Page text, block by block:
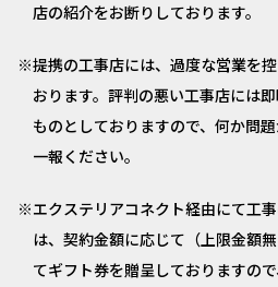
店の紹介をお断りしております。
提携の工事店には、過度な営業を
おります。評判の悪い工事店には
ものとしておりますので、何か問
一報ください。
エクステリアコネクト経由にて工
は、契約金額に応じて（上限金額
てギフト券を贈呈しておりますの